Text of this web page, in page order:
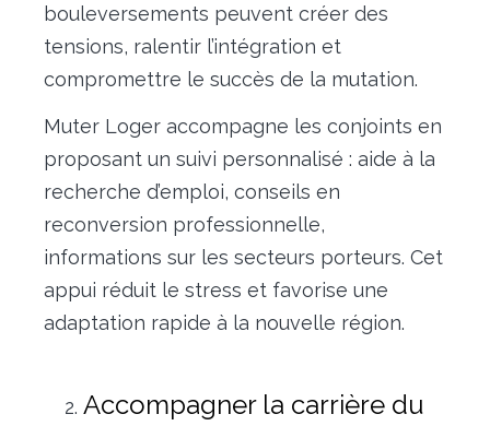
bouleversements peuvent créer des
tensions, ralentir l’intégration et
compromettre le succès de la mutation.
Muter Loger accompagne les conjoints en
proposant un suivi personnalisé : aide à la
recherche d’emploi, conseils en
reconversion professionnelle,
informations sur les secteurs porteurs. Cet
appui réduit le stress et favorise une
adaptation rapide à la nouvelle région.
Accompagner la carrière du